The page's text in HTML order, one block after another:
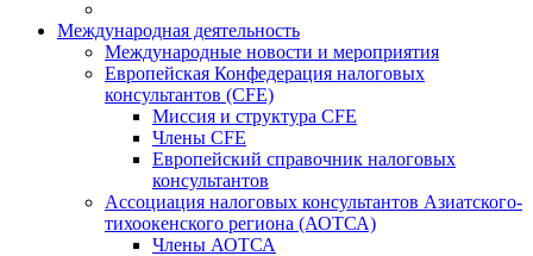
Международная деятельность
Международные новости и мероприятия
Европейская Конфедерация налоговых
консультантов (CFE)
Миссия и структура CFE
Члены CFE
Европейский справочник налоговых
консультантов
Ассоциация налоговых консультантов Азиатского-
тихоокенского региона (АОТСА)
Члены АОТСА